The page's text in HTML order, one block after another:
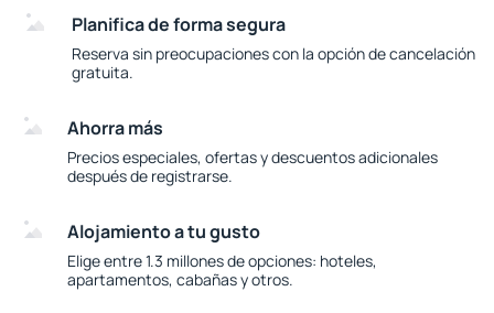
Planifica de forma segura
Reserva sin preocupaciones con la opción de cancelación
gratuita.
Ahorra más
Precios especiales, ofertas y descuentos adicionales
después de registrarse.
Alojamiento a tu gusto
Elige entre 1.3 millones de opciones: hoteles,
apartamentos, cabañas y otros.